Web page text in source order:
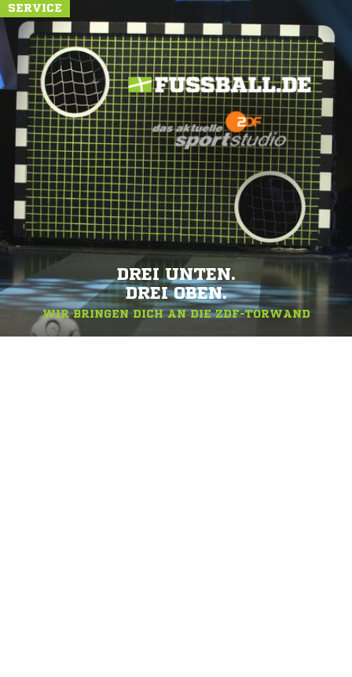
SERVICE
DREI UNTEN.
DREI OBEN.
WIR BRINGEN DICH AN DIE ZDF-TORWAND